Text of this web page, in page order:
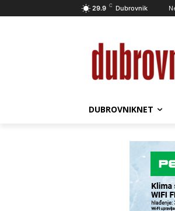
29.9 C Dubrovnik
DUBROVNIKNET